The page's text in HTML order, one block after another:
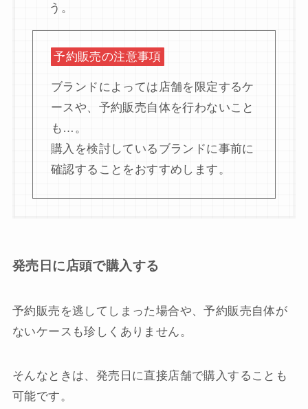
う。
予約販売の注意事項
ブランドによっては店舗を限定するケ
ースや、予約販売自体を行わないこと
も…。
購入を検討しているブランドに事前に
確認することをおすすめします。
発売日に店頭で購入する
予約販売を逃してしまった場合や、予約販売自体が
ないケースも珍しくありません。
そんなときは、発売日に直接店舗で購入することも
可能です。